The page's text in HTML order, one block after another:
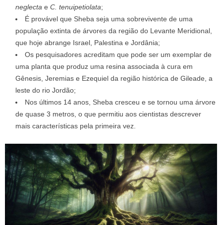
neglecta e C. tenuipetiolata;
É provável que Sheba seja uma sobrevivente de uma
população extinta de árvores da região do Levante Meridional,
que hoje abrange Israel, Palestina e Jordânia;
Os pesquisadores acreditam que pode ser um exemplar de
uma planta que produz uma resina associada à cura em
Gênesis, Jeremias e Ezequiel da região histórica de Gileade, a
leste do rio Jordão;
Nos últimos 14 anos, Sheba cresceu e se tornou uma árvore
de quase 3 metros, o que permitiu aos cientistas descrever
mais características pela primeira vez.